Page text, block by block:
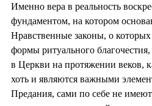
Именно вера в реальность
фундаментом, на котором
Нравственные законы, о
формы ритуального
в Церкви на протяжении веков,
хоть и являются важными
Предания, сами по себе не